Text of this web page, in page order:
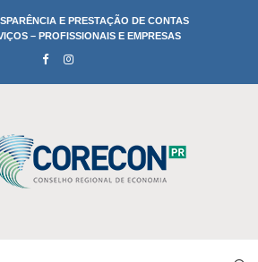
E PRESTAÇÃO DE CONTAS
– PROFISSIONAIS E EMPRESAS